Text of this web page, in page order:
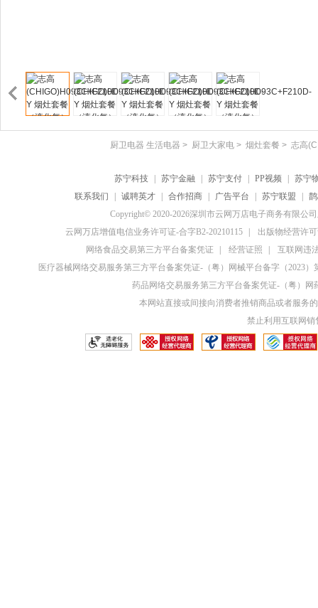
厨卫电器 生活电器 > 厨卫大家电 > 烟灶套餐 > 志高
苏宁科技 苏宁金融 苏宁支付 PP视频
苏宁
联系我们
诚聘英才 合作招商 广告平台 苏宁联盟
Copyright© 2020-2026深圳市云网万店电子商务有限公
云网万店增值电信业务许可证-合字B2-20210115
出版物经营许
网络食品交易第三方平台备案凭证
经营证照
互联网违
医疗器械网络交易服务第三方平台备案凭证-（粤）网械平台备字（2023）
药品网络交易服务第三方平台备案凭证-（粤）网
本网站直接或间接向消费者推销商品或者服务
禁止利用互联网销